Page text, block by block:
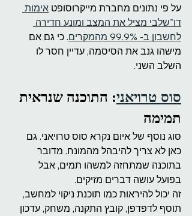
על פי נתונים מחברת מייקרוסופט אימות
דו־שלבי מציל את המצב ומונע חדירה
לחשבון ב- 99.9% מהמקרים
. כי גם אם
מישהו גנב את הסיסמה, עדיין חסר לו
השלב השני.
סוס טרויאני: התוכנה שנראית
תמימה
סוג נוסף של איום נקרא סוס טרויאני. גם
כאן לא צריך להיבהל מהמונח. מדובר
בתוכנה שמתחזה למשהו תמים, אבל
בפועל עושה דברים מזיקים.
זה יכול להיראות כמו תוכנת ניקוי למחשב,
תוסף לדפדפן, קובץ התקנה, משחק, עדכון